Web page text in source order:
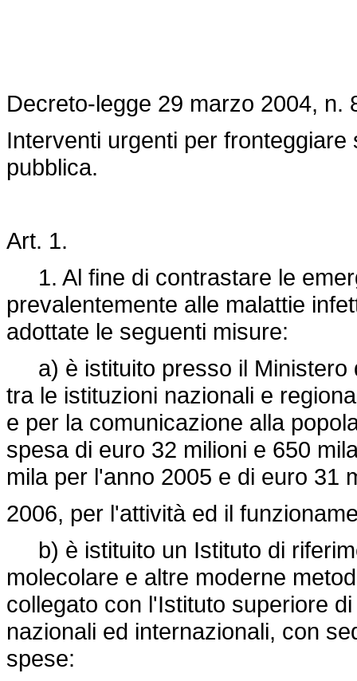
Decreto-legge 29 marzo 2004, n.
Interventi urgenti per
pubblica.
Art. 1.
1. Al fine di contrastare le
prevalentemente alle malattie
adottate le seguenti misure:
a) è istituito presso il Ministero
tra le istituzioni nazionali e
e per la comunicazione alla
spesa di euro 32 milioni e 650
mila per l'anno 2005 e di euro 31
2006, per l'attività ed il
b) è istituito un Istituto di
molecolare e altre moderne
collegato con l'Istituto superiore
nazionali ed internazionali, con
spese: